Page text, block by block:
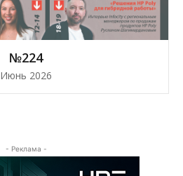
№224
Июнь 2026
- Реклама -